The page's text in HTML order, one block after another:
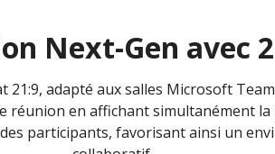
Next-Gen avec
adapté aux salles Microsoft
réunion en affichant simultanément
participants, favorisant ainsi un